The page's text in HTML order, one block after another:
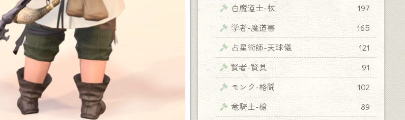
白魔道士-杖
197
学者-魔道書
165
占星術師-天球儀
121
賢者-賢具
91
モンク-格闘
102
竜騎士-槍
89